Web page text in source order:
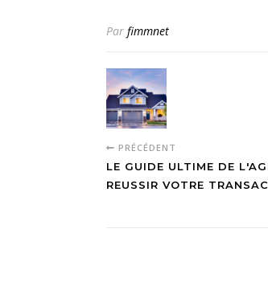
Par fimmnet
PRÉCÉDENT
LE GUIDE ULTIME DE
REUSSIR VOTRE